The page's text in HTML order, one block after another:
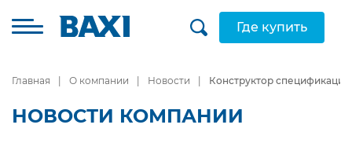
Где купить
Главная О компании Новости Конструктор спецификаций
НОВОСТИ КОМПАНИИ